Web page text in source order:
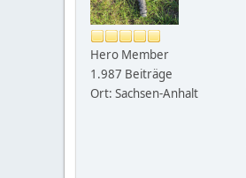
Hero Member
1.987 Beiträge
Ort: Sachsen-Anhalt